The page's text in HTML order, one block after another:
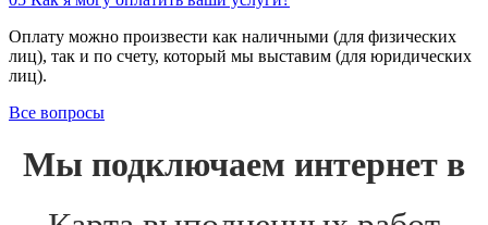
Оплату можно произвести как наличными (для физических
лиц), так и по счету, который мы выставим (для юридических
лиц).
Все вопросы
Мы подключаем интернет в